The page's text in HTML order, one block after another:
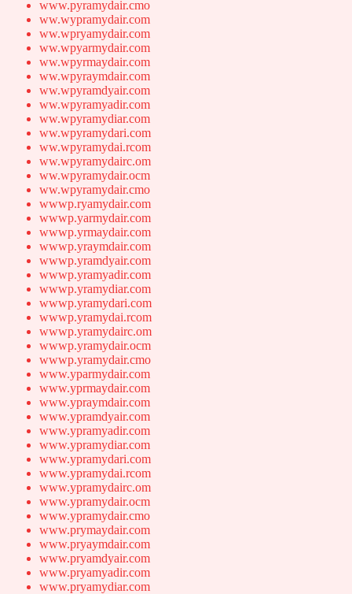
www.pyramydair.cmo
ww.wypramydair.com
ww.wpryamydair.com
ww.wpyarmydair.com
ww.wpyrmaydair.com
ww.wpyraymdair.com
ww.wpyramdyair.com
ww.wpyramyadir.com
ww.wpyramydiar.com
ww.wpyramydari.com
ww.wpyramydai.rcom
ww.wpyramydairc.om
ww.wpyramydair.ocm
ww.wpyramydair.cmo
wwwp.ryamydair.com
wwwp.yarmydair.com
wwwp.yrmaydair.com
wwwp.yraymdair.com
wwwp.yramdyair.com
wwwp.yramyadir.com
wwwp.yramydiar.com
wwwp.yramydari.com
wwwp.yramydai.rcom
wwwp.yramydairc.om
wwwp.yramydair.ocm
wwwp.yramydair.cmo
www.yparmydair.com
www.yprmaydair.com
www.ypraymdair.com
www.ypramdyair.com
www.ypramyadir.com
www.ypramydiar.com
www.ypramydari.com
www.ypramydai.rcom
www.ypramydairc.om
www.ypramydair.ocm
www.ypramydair.cmo
www.prymaydair.com
www.pryaymdair.com
www.pryamdyair.com
www.pryamyadir.com
www.pryamydiar.com